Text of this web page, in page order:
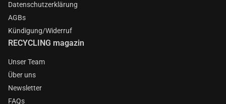
Datenschutzerklärung
AGBs
Kündigung/Widerruf
RECYCLING magazin
Unser Team
Über uns
Newsletter
FAQs